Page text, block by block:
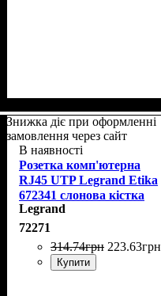
Знижка діє при оформленні
замовлення через сайт
В наявності
Розетка комп'ютерна
RJ45 UTP Legrand Etika
672341 слонова кістка
Legrand
72271
314.74грн 223.63грн
Купити